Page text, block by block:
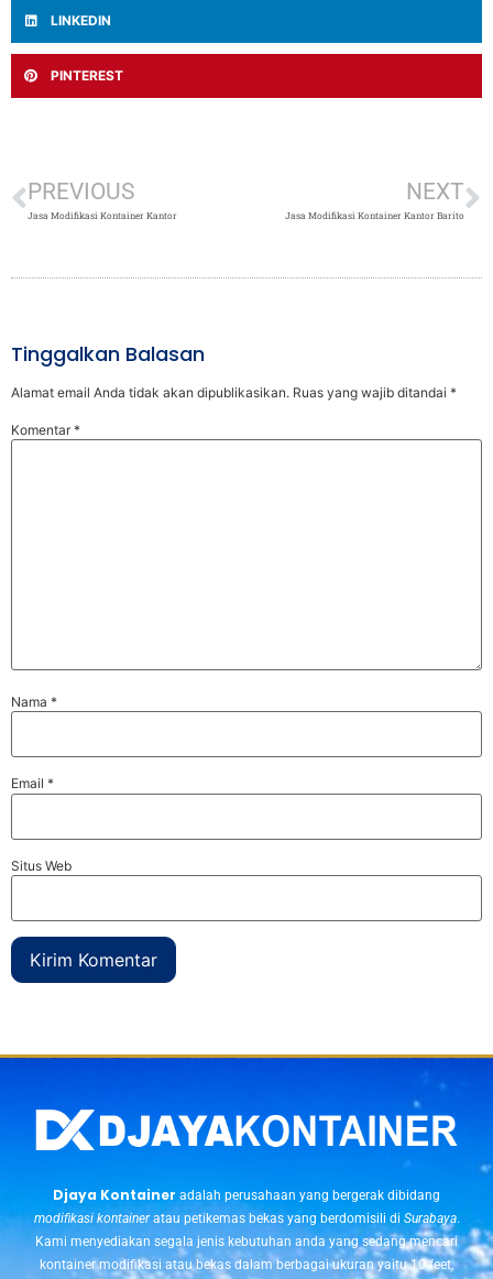
LINKEDIN
PINTEREST
PREVIOUS
Jasa Modifikasi Kontainer Kantor
NEXT
Jasa Modifikasi Kontainer Kantor Barito
Tinggalkan Balasan
Alamat email Anda tidak akan dipublikasikan. Ruas yang wajib ditandai *
Komentar*
Nama *
Email *
Situs Web
Djaya Kontainer adalah perusahaan yang bergerak dibidang
modifikasi kontaineratau petikemas bekas yang berdomisili di Surabaya.
Kami menyediakan segala jenis kebutuhan anda yang sedang mencari
kontainer modifikasi atau bekas dalam berbagai ukuran yaitu 10 feet,